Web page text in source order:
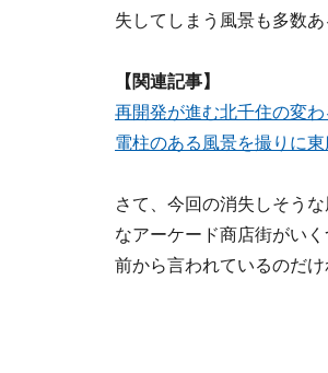
失してしまう風景も多数
【関連記事】
再開発が進む北千住の変
電柱のある風景を撮りに
さて、今回の消失しそう
なアーケード商店街がい
前から言われているのだ